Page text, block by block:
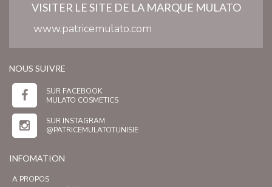
VISITER LE SITE DE LA MARQUE MULATO
www.patricemulato.com
NOUS SUIVRE
SUR FACEBOOK
MULATO COSMETICS
SUR INSTAGRAM
@PATRICEMULATOTUNISIE
INFOMATION
A PROPOS